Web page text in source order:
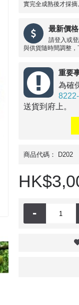
實完全成熟後才採摘
最新價格
請登入或
與供貨隨時間調整，
重要
為確
送貨到府上。
商品代碼： D202
-